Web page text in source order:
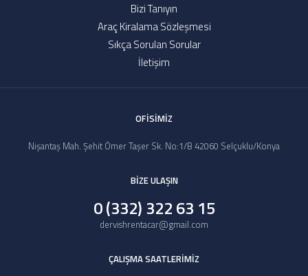
Bizi Tanıyın
Araç Kiralama Sözleşmesi
Sıkça Sorulan Sorular
İletişim
OFİSİMİZ
Nişantaş Mah. Şehit Ömer Taşer Sk. No:1/B 42060 Selçuklu/Konya
BİZE ULAŞIN
0 (332) 322 63 15
dervishrentacar@gmail.com
ÇALIŞMA SAATLERİMİZ